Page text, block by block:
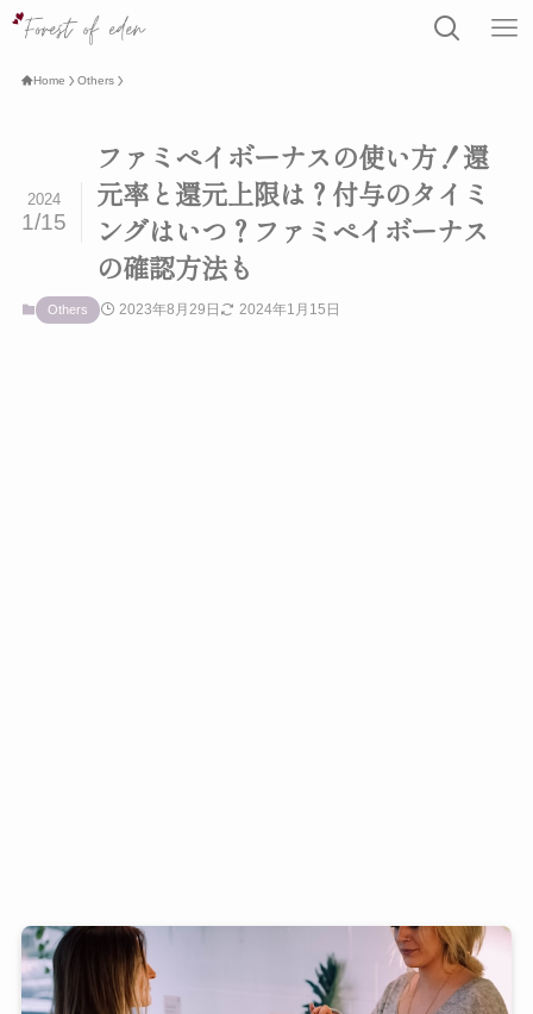
Home Others
ファミペイボーナスの使い方！還
元率と還元上限は？付与のタイミ
ングはいつ？ファミペイボーナス
の確認方法も
2024
1/15
Others 2023年8月29日 2024年1月15日